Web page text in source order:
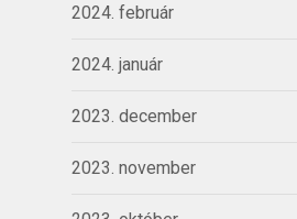
2024. február
2024. január
2023. december
2023. november